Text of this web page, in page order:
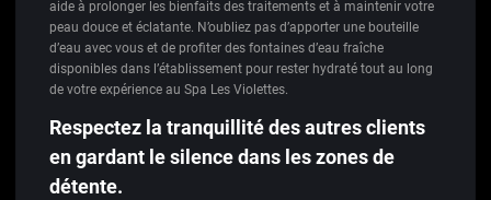
aide à prolonger les bienfaits des traitements et à maintenir votre
peau douce et éclatante. N’oubliez pas d’apporter une bouteille
d’eau avec vous et de profiter des fontaines d’eau fraîche
disponibles dans l’établissement pour rester hydraté tout au long
de votre expérience au Spa Les Violettes.
Respectez la tranquillité des autres clients
en gardant le silence dans les zones de
détente.